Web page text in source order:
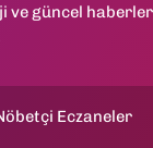
ve güncel
Eczaneler